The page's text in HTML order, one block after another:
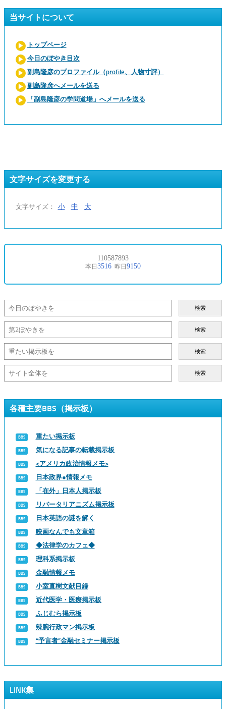
当サイトについて
トップページ
今日のぼやき目次
副島隆彦のプロファイル（profile、人物寸評）
副島隆彦へメールを送る
「副島隆彦の学問道場」へメールを送る
文字サイズを変更する
文字サイズ： 小 中 大
検索
検索
検索
検索
各種主要BBS（掲示板）
重たい掲示板
気になる記事の転載掲示板
<アメリカ政治情報メモ>
日本政界●情報メモ
「在外」日本人掲示板
リバータリアニズム掲示板
日本英語の謎を解く
映画なんでも文章箱
◆法律学のカフェ◆
理科系掲示板
金融情報メモ
小室直樹文献目録
近代医学・医療掲示板
ふじむら掲示板
辣腕行政マン掲示板
“予言者”金融セミナー掲示板
LINK集